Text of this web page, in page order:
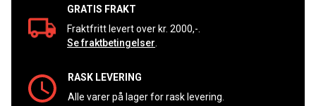
GRATIS FRAKT
Fraktfritt levert over kr. 2000,-.
Se fraktbetingelser
RASK LEVERING
Alle varer på lager for rask levering.